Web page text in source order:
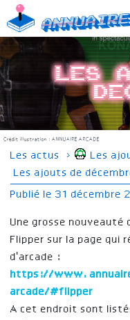
Skip
to
content
Annuaire
Les
Crédit illustration : ANNUAIRE ARCADE
Les actus › Les
Les ajouts de
Publié le 31 décembre
Une grosse
Flipper sur la page qui
d'arcade :
https://
arcade/#flipper
A cet endroit sont